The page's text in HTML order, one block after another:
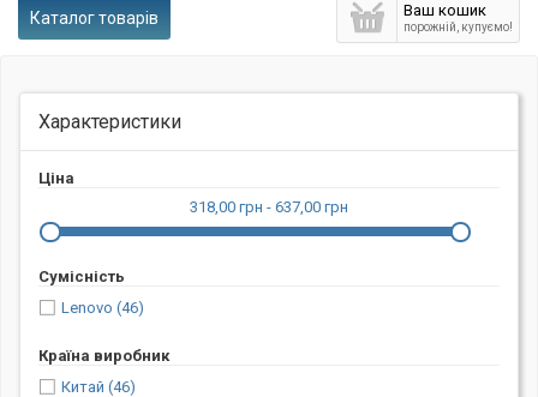
Ваш кошик
порожній, купуємо!
Каталог товарів
Характеристики
Ціна
318,00 грн - 637,00 грн
Сумісність
Lenovo (46)
Країна виробник
Китай (46)